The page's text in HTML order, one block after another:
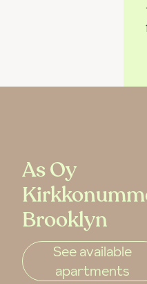
As Oy
Brooklyn
See available
apartments